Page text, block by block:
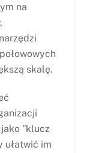
na
skalę.
"klucz
ułatwić im